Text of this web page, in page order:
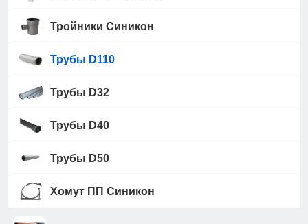
Тройники Синикон
Трубы D110
Трубы D32
Трубы D40
Трубы D50
Хомут ПП Синикон